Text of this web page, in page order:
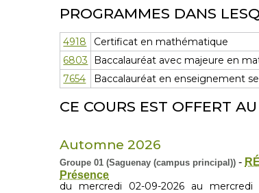
PROGRAMMES DANS
4918
Certificat en mathématique
6803
Baccalauréat avec majeure en
7654
Baccalauréat en enseignement
CE COURS EST OFFERT
Automne 2026
Groupe 01 (Saguenay (campus principal)) -
Présence
du mercredi 02-09-2026 au mercredi